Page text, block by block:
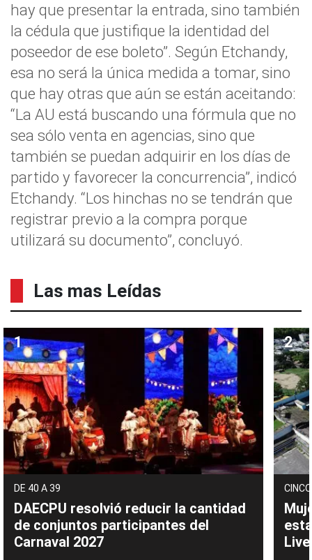
hay que presentar la entrada, sino también
la cédula que justifique la identidad del
poseedor de ese boleto”. Según Etchandy,
esa no será la única medida a tomar, sino
que hay otras que aún se están aceitando:
“La AU está buscando una fórmula que no
sea sólo venta en agencias, sino que
también se puedan adquirir en los días de
partido y favorecer la concurrencia”, indicó
Etchandy. “Los hinchas no se tendrán que
registrar previo a la compra porque
utilizará su documento”, concluyó.
Las mas Leídas
DE 40 A 39
DAECPU resolvió reducir la cantidad
de conjuntos participantes del
Carnaval 2027